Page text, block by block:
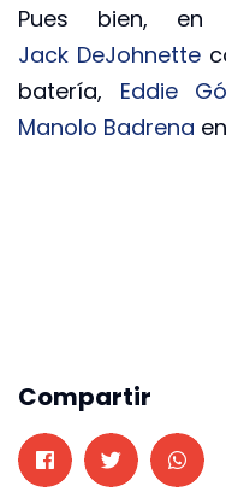
Pues bien, en
Jack DeJohnette
batería, Eddie
Manolo Badrena
Compartir